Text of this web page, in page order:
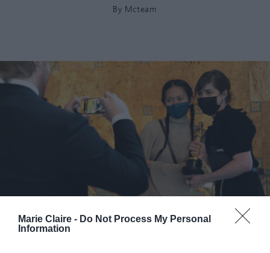
Marie Claire - Do Not Process My Personal
Information
By Mcteam
5 backstage στιγμές από τα φετινά Όσκαρ που θα